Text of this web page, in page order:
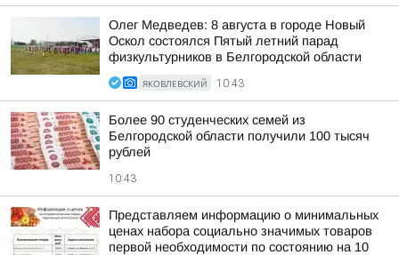
Олег Медведев: 8 августа в городе Новый
Оскол состоялся Пятый летний парад
физкультурников в Белгородской области
ЯКОВЛЕВСКИЙ 10:43
Более 90 студенческих семей из
Белгородской области получили 100 тысяч
рублей
10:43
Представляем информацию о минимальных
ценах набора социально значимых товаров
первой необходимости по состоянию на 10